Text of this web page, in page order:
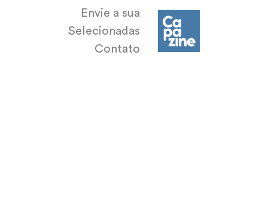
Envie a sua
Selecionadas
Contato